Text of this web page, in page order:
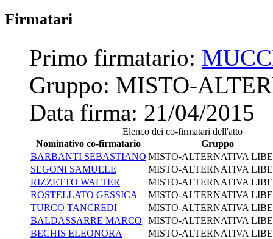
Firmatari
Primo firmatario:
Gruppo: MISTO-
Data firma: 21/04/2015
Elenco dei co-firmatari dell'atto
Nominativo co-firmatario
Gruppo
BARBANTI SEBASTIANO MISTO-ALTERNATIVA
SEGONI SAMUELE
MISTO-ALTERNATIVA
RIZZETTO WALTER
MISTO-ALTERNATIVA
ROSTELLATO GESSICA
MISTO-ALTERNATIVA
TURCO TANCREDI
MISTO-ALTERNATIVA
BALDASSARRE MARCO
MISTO-ALTERNATIVA
BECHIS ELEONORA
MISTO-ALTERNATIVA